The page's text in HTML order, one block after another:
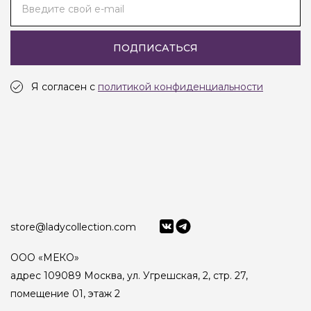
Введите свой e-mail
ПОДПИСАТЬСЯ
Я согласен с политикой конфиденциальности
store@ladycollection.com
ООО «МЕКО»
адрес 109089 Москва, ул. Угрешская, 2, стр. 27,
помещение 01, этаж 2